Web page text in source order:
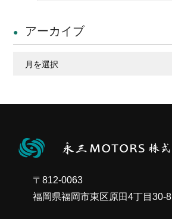
アーカイブ
〒812-0063
福岡県福岡市東区原田4丁目30-8